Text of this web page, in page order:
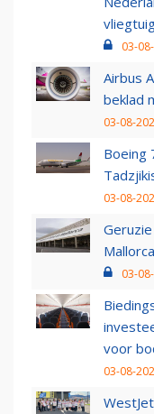
03-
Airbus
beklad
03-08-
Boeing
03-08-
Mallorca
03-
voor
03-08-